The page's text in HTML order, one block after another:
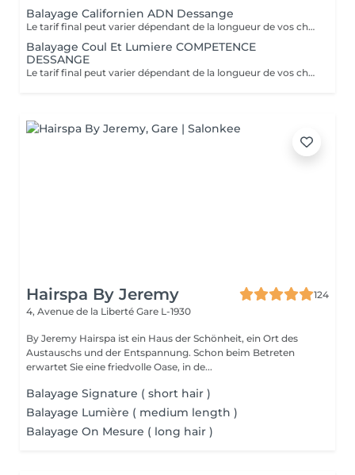
Balayage Californien ADN Dessange
Le tarif final peut varier dépendant de la longueur de vos cheveux ainsi que des soins et produits utilisés.
Balayage Coul Et Lumiere COMPETENCE
DESSANGE
Le tarif final peut varier dépendant de la longueur de vos cheveux ainsi que des soins et produits utilisés.
Hairspa By Jeremy
124
4, Avenue de la Liberté Gare L-1930
By Jeremy Hairspa ist ein Haus der Schönheit, ein Ort des
Austauschs und der Entspannung. Schon beim Betreten
erwartet Sie eine friedvolle Oase, in de...
Balayage Signature ( short hair )
Balayage Lumière ( medium length )
Balayage On Mesure ( long hair )